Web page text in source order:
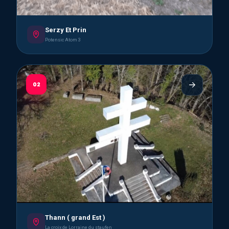
Serzy Et Prin
Potensic Atom 3
02
Thann ( grand Est )
La croix de Lorraine du staufen